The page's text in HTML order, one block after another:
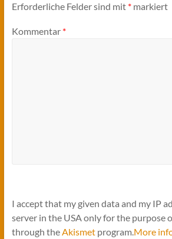
Erforderliche Felder sind mit *markiert
Kommentar *
I accept that my given data and my IP
server in the USA only for the purpose
through the Akismetprogram. More